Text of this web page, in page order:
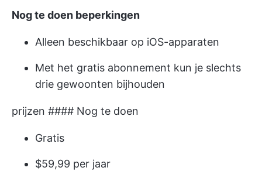
Nog te doen beperkingen
Alleen beschikbaar op iOS-apparaten
Met het gratis abonnement kun je slechts
drie gewoonten bijhouden
prijzen #### Nog te doen
Gratis
$59,99 per jaar